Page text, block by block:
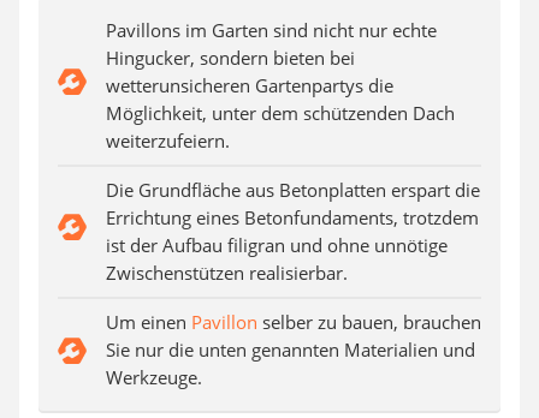
Pavillons im Garten sind nicht nur echte
Hingucker, sondern bieten bei
wetterunsicheren Gartenpartys die
Möglichkeit, unter dem schützenden Dach
weiterzufeiern.
Die Grundfläche aus Betonplatten erspart die
Errichtung eines Betonfundaments, trotzdem
ist der Aufbau filigran und ohne unnötige
Zwischenstützen realisierbar.
Um einen Pavillon selber zu bauen, brauchen
Sie nur die unten genannten Materialien und
Werkzeuge.